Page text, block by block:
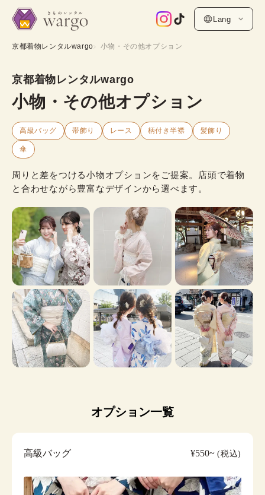
Lang
京都着物レンタルwargo 小物・その他オプション
京都着物レンタルwargo
小物・その他オプション
高級バッグ 帯飾り レース 柄付き半襟 髪飾り
傘
周りと差をつける小物オプションをご提案。店頭で着物
と合わせながら豊富なデザインから選べます。
オプション一覧
高級バッグ ¥550~(税込)